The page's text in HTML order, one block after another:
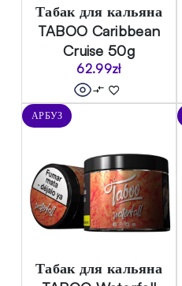
Табак для кальяна
TABOO Caribbean
Cruise 50g
62.99zł
АРБУЗ
Табак для кальяна